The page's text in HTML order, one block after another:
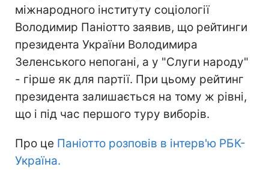
міжнародного інституту соціології
Володимир Паніотто заявив, що рейтинги
президента України Володимира
Зеленського непогані, а у "Слуги народу"
- гірше як для партії. При цьому рейтинг
президента залишається на тому ж рівні,
що і під час першого туру виборів.
Про це Паніотто розповів в інтерв'ю РБК-
Україна.